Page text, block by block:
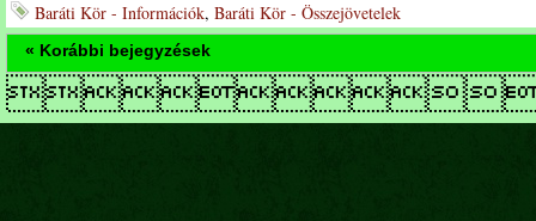
Baráti Kör - Információk, Baráti Kör - Összejövetelek
« Korábbi bejegyzések